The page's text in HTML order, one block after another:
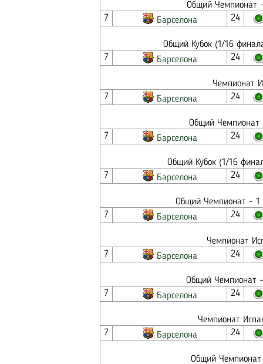
Общий Чемпионат
7
Барселона 24
Общий Кубок (1/16
7
Барселона 24
Чемпионат
7
Барселона 24
Общий
7
Барселона 24
Общий Кубок (1/16
7
Барселона 24
Общий Чемпионат - 1
7
Барселона 24
Чемпионат
7
Барселона 24
Общий Чемпионат
7
Барселона 24
Чемпионат
7
Барселона 24
Общий